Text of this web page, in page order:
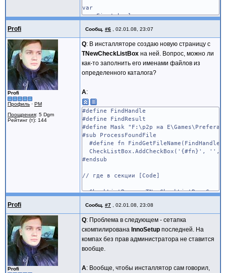
var
First:boolean;
function InitializeSetup(): Boolean;
begin
First:=true;
Result:=true;
end;
Function InstallBDE:boolean;
if First then begin
Result:=false;
if not CheckBDE then begin
if MsgBox('У вас не установлена
Result:=true;
end;
BDEInstall:=result;
First:=false;
Result:=BDEInstall;
Profi Сообщ. #6 02.01.08, 23:07
Profi
Профиль · PM
Поощрения: 5 Dgm
Рейтинг (т): 144
Q: В инсталляторе создаю новую страницу с
TNewCheckListBox на ней. Вопрос, можно ли
как-то заполнить его именами файлов из
определенного каталога?
A:
#define FindHandle
#define FindResult
#define Mask "F:\p2p на
#sub ProcessFoundFile
#define fn FindGetFileName(FindHandle)
CheckListBox.AddCheckBox('{#fn}',
#endsub
// где в секции [Code]
CheckListBox :=
CheckListBox.Height := ScaleY(97);
CheckListBox.Flat := True;
CheckListBox.Parent := Page.Surface;
#for {FindHandle = FindResult =
Profi Сообщ. #7 02.01.08, 23:08
Profi
Q: Проблема в следующем - сетапка
скомпилирована InnoSetup последней. На
компах без прав администратора не ставится
вообще.
A: Вообще, чтобы инсталлятор сам говорил,